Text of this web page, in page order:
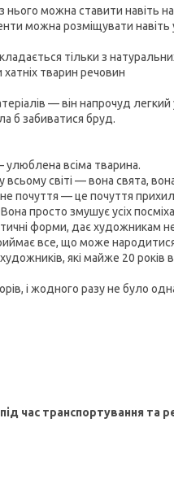
можна ставити навіть
можна розміщувати навіть у
тільки з
тварин речовин
— він напрочуд легкий
б забиватися бруд.
всіма тварина.
світі — вона свята,
почуття — це почуття
просто змушує усіх
форми, дає художникам
все, що може народитися
які майже 20 років
і жодного разу не було
час транспортування та